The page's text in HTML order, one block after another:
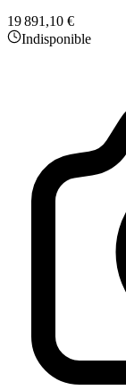
19 891,10 €
Indisponible